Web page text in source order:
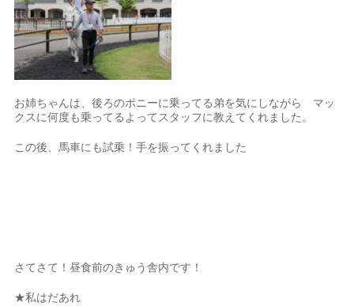
お姉ちゃんは、後ろのポニーに乗ってる弟を気にしながら マッ
クスに何度も乗ってるよってスタッフに教えてくれました。
この後、馬車にも試乗！手を振ってくれました
さてさて！昼食前のきゅう舎内です！
★私はだあれ